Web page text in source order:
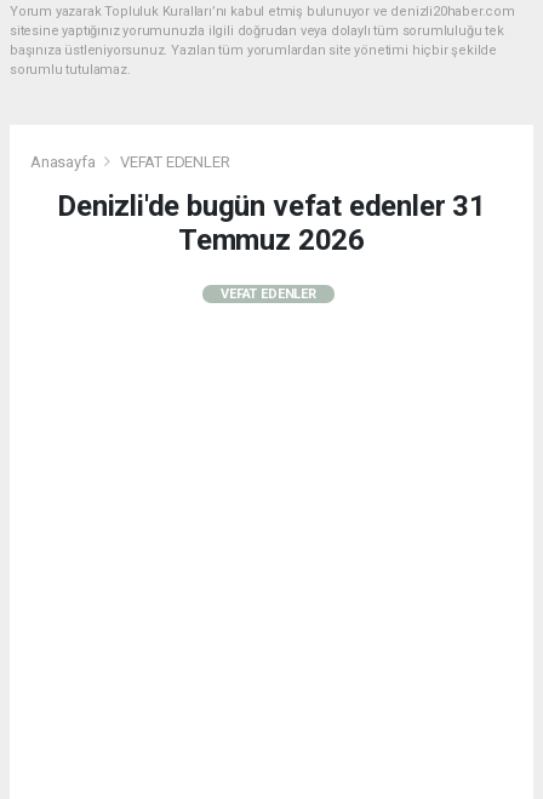
Yorum yazarak Topluluk Kuralları’nı kabul etmiş bulunuyor ve denizli20haber.com
sitesine yaptığınız yorumunuzla ilgili doğrudan veya dolaylı tüm sorumluluğu tek
başınıza üstleniyorsunuz. Yazılan tüm yorumlardan site yönetimi hiçbir şekilde
sorumlu tutulamaz.
Anasayfa VEFAT EDENLER
Denizli'de bugün vefat edenler 31
Temmuz 2026
VEFAT EDENLER